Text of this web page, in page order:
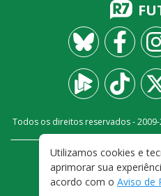
Todos os direitos reservados - 2009-
FALE
TERMOS E
Utilizamos cookies e
aprimorar sua
acordo com o Aviso de